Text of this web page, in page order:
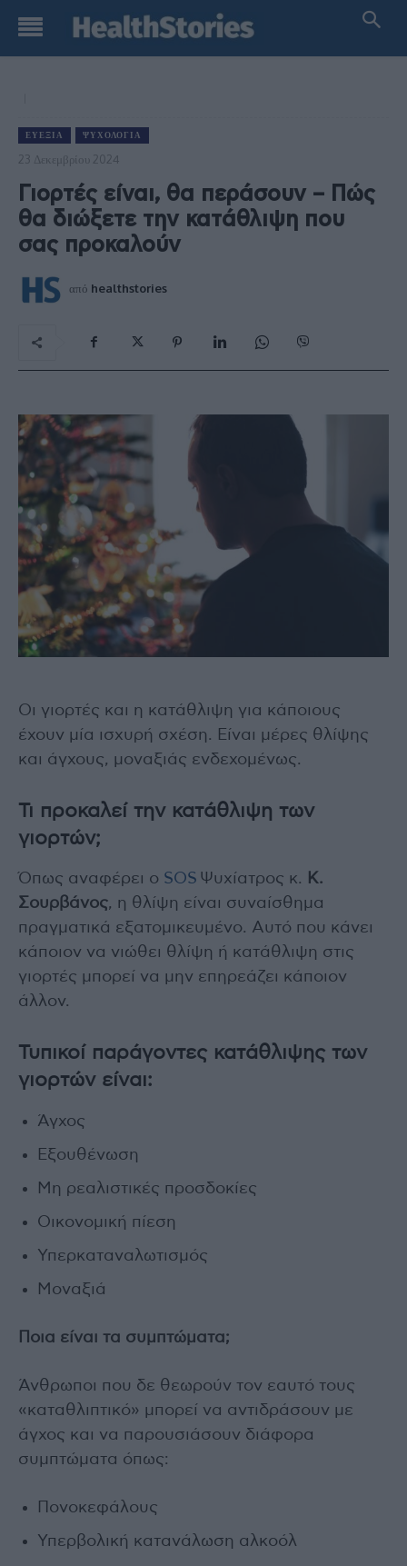
ΕΥΕΞΊΑ ΨΥΧΟΛΟΓΊΑ
23 Δεκεμβρίου 2024
Γιορτές είναι, θα περάσουν – Πώς
θα διώξετε την κατάθλιψη που
σας προκαλούν
από healthstories
Οι γιορτές και η κατάθλιψη για κάποιους
έχουν μία ισχυρή σχέση. Είναι μέρες θλίψης
και άγχους, μοναξιάς ενδεχομένως.
Τι προκαλεί την κατάθλιψη των
γιορτών;
Όπως αναφέρει ο SOS Ψυχίατρος κ.
Κ.
Σουρβάνος, η θλίψη είναι συναίσθημα
πραγματικά εξατομικευμένο. Αυτό που κάνει
κάποιον να νιώθει θλίψη ή κατάθλιψη στις
γιορτές μπορεί να μην επηρεάζει κάποιον
άλλον.
Τυπικοί παράγοντες κατάθλιψης των
γιορτών είναι:
Άγχος
Εξουθένωση
Μη ρεαλιστικές προσδοκίες
Οικονομική πίεση
Υπερκαταναλωτισμός
Μοναξιά
Ποια είναι τα συμπτώματα;
Άνθρωποι που δε θεωρούν τον εαυτό τους
«καταθλιπτικό» μπορεί να αντιδράσουν με
άγχος και να παρουσιάσουν διάφορα
συμπτώματα όπως:
Πονοκεφάλους
Υπερβολική κατανάλωση αλκοόλ